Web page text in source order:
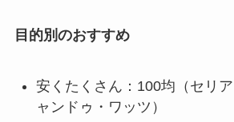
目的別のおすすめ
安くたくさん：100均（セリ
ャンドゥ・ワッツ）